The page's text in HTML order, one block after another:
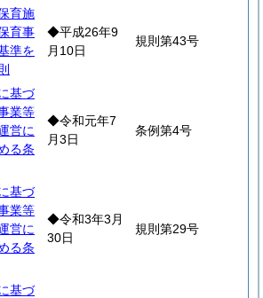
育施
育事
準を
◆平成26年9
月10日
規則第43号
基づ
業等
営に
る条
◆令和元年7
月3日
条例第4号
基づ
業等
営に
る条
◆令和3年3月
30日
規則第29号
基づ